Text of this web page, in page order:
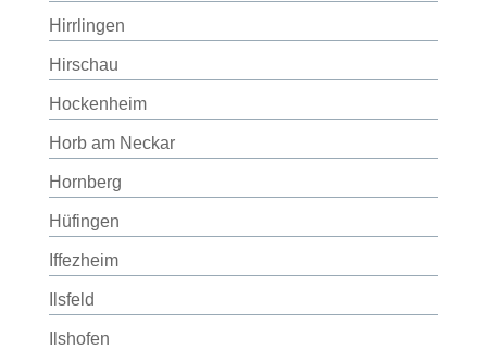
Hirrlingen
Hirschau
Hockenheim
Horb am Neckar
Hornberg
Hüfingen
Iffezheim
Ilsfeld
Ilshofen